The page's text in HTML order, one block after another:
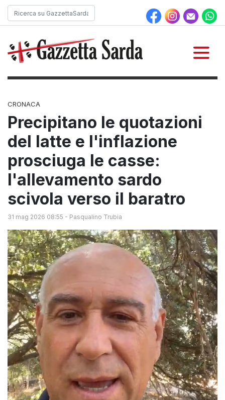
CRONACA
Precipitano le quotazioni
del latte e l'inflazione
prosciuga le casse:
l'allevamento sardo
scivola verso il baratro
31 mag 2026 08:55 - Pasqualino Trubia